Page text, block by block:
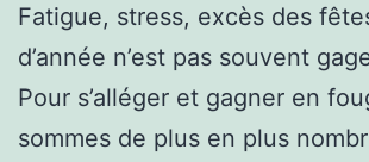
Fatigue, stress, excès des
d’année n’est pas souvent
Pour s’alléger et gagner en
sommes de plus en plus